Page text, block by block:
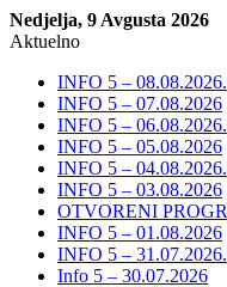
Nedjelja, 9 Avgusta 2026
Aktuelno
INFO 5 – 08.08.2026.
INFO 5 – 07.08.2026
INFO 5 – 06.08.2026.
INFO 5 – 05.08.2026
INFO 5 – 04.08.2026.
INFO 5 – 03.08.2026
OTVORENI
INFO 5 – 01.08.2026
INFO 5 – 31.07.2026.
Info 5 – 30.07.2026